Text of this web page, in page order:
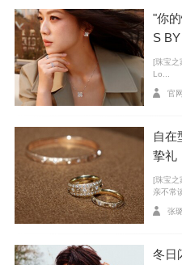
跨越三层空间，总面积达
内设计工作室 Pierre-Yves
匠心与品牌叙事巧妙融贯
史的建筑化为温馨舒适的零
"你
S
活动
[珠宝
Lo...
官
自在
挚礼
[珠宝之
亲不常
张璐
冬日